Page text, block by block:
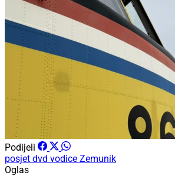
Podijeli
posjet dvd vodice Zemunik
Oglas